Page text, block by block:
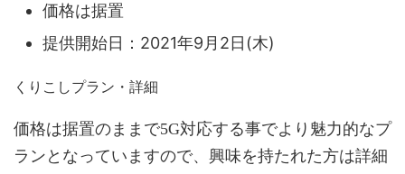
価格は据置
提供開始日：2021年9月2日(木)
くりこしプラン・詳細
価格は据置のままで5G対応する事でより魅力的なプ
ランとなっていますので、興味を持たれた方は詳細